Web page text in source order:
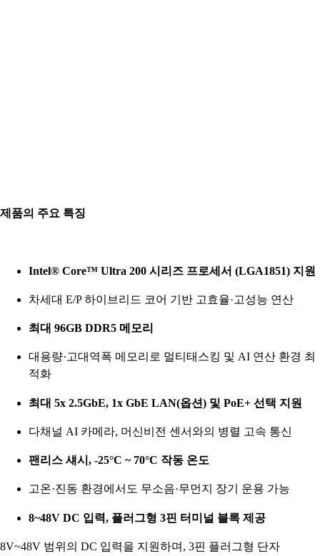
제품의 주요 특징
Intel® Core™ Ultra 200 시리즈 프로세서 (LGA1851) 지원
차세대 E/P 하이브리드 코어 기반 고효율·고성능 연산
최대 96GB DDR5 메모리
대용량·고대역폭 메모리로 멀티태스킹 및 AI 연산 환경 최
적화
최대 5x 2.5GbE, 1x GbE LAN(옵션) 및 PoE+ 선택 지원
다채널 AI 카메라, 머신비전 센서와의 병렬 고속 통신
팬리스 섀시, -25°C ~ 70°C 작동 온도
고온·진동 환경에서도 무소음·무먼지 장기 운용 가능
8~48V DC 입력, 플러그형 3핀 터미널 블록 제공
8V~48V 범위의 DC 입력을 지원하며, 3핀 플러그형 단자